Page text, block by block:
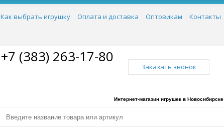
Как выбрать игрушку Оплата и доставка Оптовикам Контакты
+7 (383) 263-17-80
Заказать звонок
Интернет-магазин игрушек в Новосибирске